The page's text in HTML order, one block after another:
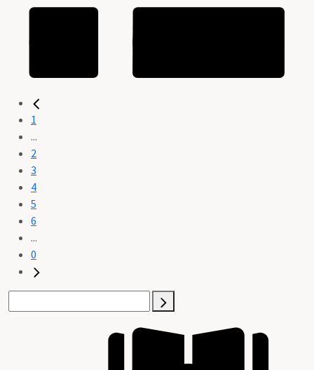
1
...
2
3
4
5
6
...
0